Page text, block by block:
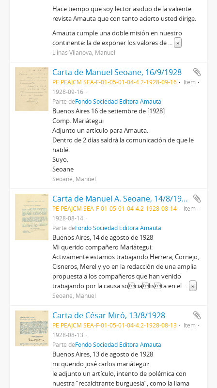
Hace tiempo que soy lector asiduo de la valiente
revista Amauta que con tanto acierto usted dirige.
Amauta cumple una doble misión en nuestro
continente: la de exponer los valores de ... »
Llinas Vilanova, Manuel
Carta de Manuel Seoane, 16/9/1928
PE PEAJCM SEA-F-01-05-01-04-4.2-1928-09-16
Item
1928-09-16
Parte deFondo Sociedad Editora Amauta
Buenos Aires 16 de setiembre de [1928]
Comp. Mariátegui
Adjunto un artículo para Amauta.
Dentro de 2 días saldrá la comunicación de que le
hablé.
Suyo.
Seoane
Seoane, Manuel
Carta de Manuel A. Seoane, 14/8/1928
PE PEAJCM SEA-F-01-05-01-04-4.2-1928-08-14
Item
1928-08-14
Parte deFondo Sociedad Editora Amauta
Buenos Aires, 14 de agosto de 1928
Mi querido compañero Mariátegui:
Activamente estamos trabajando Herrera, Cornejo,
Cisneros, Merel y yo en la redacción de una amplia
propuesta a los compañeros que han venido
trabajando por la causa socialista en el ... »
Seoane, Manuel
Carta de César Miró, 13/8/1928
PE PEAJCM SEA-F-01-05-01-04-4.2-1928-08-13
Item
1928-08-13
Parte deFondo Sociedad Editora Amauta
Buenos Aires, 13 de agosto de 1928
mi querido josé carlos mariátegui:
le adjunto un artículo, intento de polémica con
nuestra “recalcitrante burguesia”, como la llama